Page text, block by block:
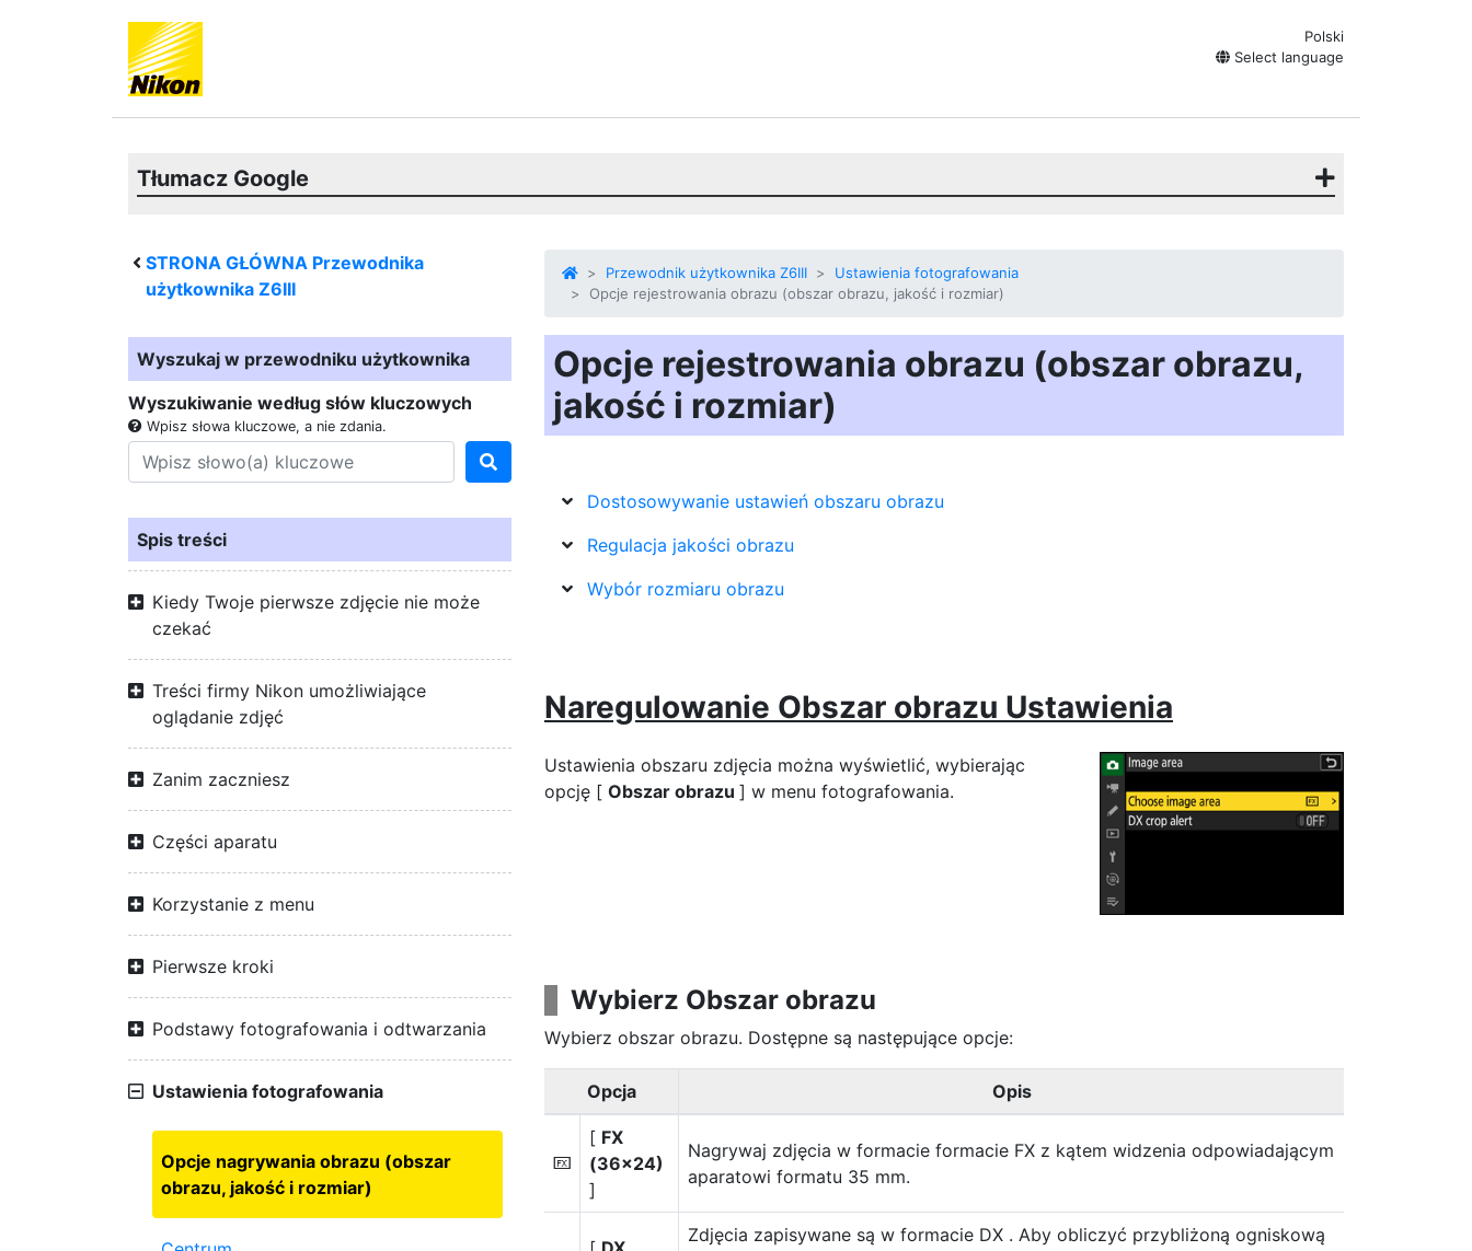
Polski
Select language
Tłumacz Google
STRONA GŁÓWNA Przewodnika
użytkownika Z6III
Wyszukaj w przewodniku użytkownika
Wyszukiwanie według słów kluczowych
Wpisz słowa kluczowe, a nie zdania.
Spis treści
Kiedy Twoje pierwsze zdjęcie nie może
czekać
Treści firmy Nikon umożliwiające
oglądanie zdjęć
Zanim zaczniesz
Części aparatu
Korzystanie z menu
Pierwsze kroki
Podstawy fotografowania i odtwarzania
Ustawienia fotografowania
Opcje nagrywania obrazu (obszar
obrazu, jakość i rozmiar)
Przewodnik użytkownika Z6III
Ustawienia fotografowania
Opcje rejestrowania obrazu (obszar obrazu, jakość i rozmiar)
Opcje rejestrowania obrazu (obszar obrazu,
jakość i rozmiar)
Dostosowywanie ustawień obszaru obrazu
Regulacja jakości obrazu
Wybór rozmiaru obrazu
Naregulowanie Obszar obrazu Ustawienia
Ustawienia obszaru zdjęcia można wyświetlić, wybierając
opcję [ Obszar obrazu ] w menu fotografowania.
Wybierz Obszar obrazu
Wybierz obszar obrazu. Dostępne są następujące opcje:
Opcja Opis
c
[ FX
(36×24)
]
Nagrywaj zdjęcia w formacie formacie FX z kątem widzenia odpowiadającym
aparatowi formatu 35 mm.
Zdjęcia zapisywane są w formacie DX . Aby obliczyć przybliżoną ogniskową